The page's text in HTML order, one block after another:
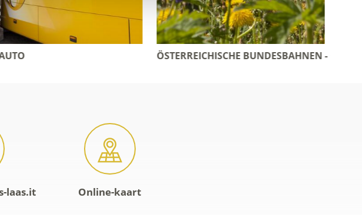
BUNDESBAHNEN - ÖBBVRIJ VAN DE AUTO IN ZUID-TIROL
laas.it Online-kaart